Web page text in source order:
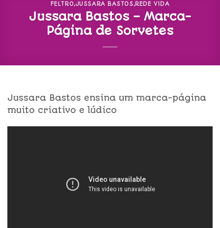
FELTRO,JUSSARA BASTOS,REDE VIDA
Jussara Bastos – Marca-
Página de Sorvetes
Jussara Bastos ensina um marca-página
muito criativo e lúdico